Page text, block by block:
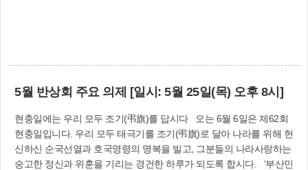
하고, 본인이 발급받는 것이어서 인감이 필요 없고 대리발급이 불가
동 주민센터에서 신청하시면 됩니다. 중요한 법률관계에 쓰이는 인감
확인제도를 이용하여 스스로 권리를 지키고 안전한 거래하시기 바랍
니다. 법무부 법률홈닥터 박일임 변호사 무료법률상담 예약·문의:
☎310-4317 ※사전 전화예약 필수
5월 반상회 주요 의제 [일시: 5월 25일(목) 오후 8시]
현충일에는 우리 모두 조기(弔旗)를 답시다 오는 6월 6일은 제62회
현충일입니다. 우리 모두 태극기를 조기(弔旗)로 달아 나라를 위해 헌
신하신 순국선열과 호국영령의 명복을 빌고, 그분들의 나라사랑하는
숭고한 정신과 위훈을 기리는 경건한 하루가 되도록 합시다. ‘부산민